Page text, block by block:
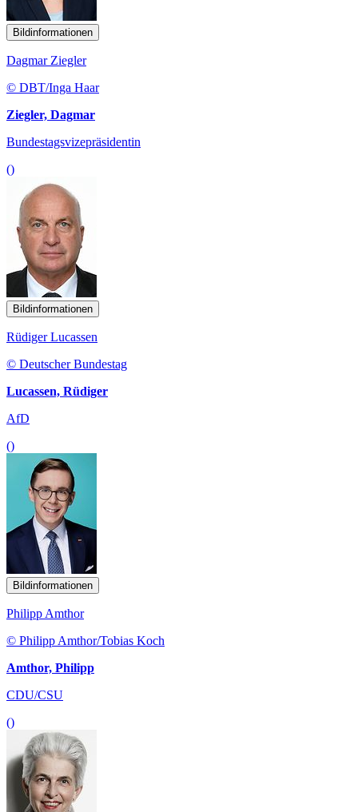
Bildinformationen
Dagmar Ziegler
© DBT/Inga Haar
Ziegler, Dagmar
Bundestagsvizepräsidentin
()
Bildinformationen
Rüdiger Lucassen
© Deutscher Bundestag
Lucassen, Rüdiger
AfD
()
Bildinformationen
Philipp Amthor
© Philipp Amthor/Tobias Koch
Amthor, Philipp
CDU/CSU
()